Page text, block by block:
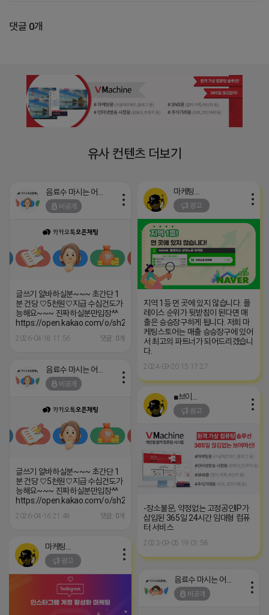
댓글 0개
유사 컨텐츠 더보기
비공개
글쓰기 알바하실분~~~ 초간단 1
분 건당 ♡5천원♡지급 수십건도가
능해요~~~ 진짜하실분만입장^^
https://open.kakao.com/o/sh2DIQoi
2026-04-18 11:56 댓글: 0개
광고
지역 1등 먼 곳에 있지 않습니다. 플
레이스 순위가 뒷받침이 된다면 매
출은 승승장구하게 됩니다. 저희 마
케팅스토어는 매출 승승장구에 있어
서 최고의 파트너가 되어드리겠습니
다.
2024-09-20 15:17:27
비공개
글쓰기 알바하실분~~~ 초간단 1
분 건당 ♡5천원♡지급 수십건도가
능해요~~~ 진짜하실분만입장^^
https://open.kakao.com/o/sh2DIQoi
2026-04-16 21:48 댓글: 0개
광고
-장소불문, 약정없는 고정공인IP가
삽입된 365일 24시간 임대형 컴퓨
터 서비스
2023-09-05 19:01:58
광고
비공개